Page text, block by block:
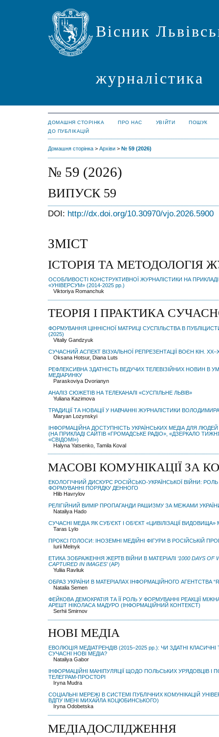
Вісник
журналістика
ДОМАШНЯ СТОРІНКА ПРО НАС УВІЙТИ
ПОШУК
ДО ПУБЛІКАЦІЙ
Домашня сторінка > Архіви > № 59 (2026)
№ 59 (2026)
ВИПУСК 59
DOI: http://dx.doi.org/10.30970/vjo.2026.5900
ЗМІСТ
ІСТОРІЯ ТА МЕТОДОЛОГІЯ
ОСОБЛИВОСТІ КОНСТРУКТИВНОЇ ЖУРНАЛІСТИКИ НА
«УНІВЕРСУМ» (2014-2025 рр.)
Viktoriya Romanchuk
ТЕОРІЯ І ПРАКТИКА
ФОРМУВАННЯ ЦІННІСНОЇ МАТРИЦІ СУСПІЛЬСТВА В
(2025)
Vitaliy Gandzyuk
СУЧАСНИЙ АСПЕКТ ВІЗУАЛЬНОЇ РЕПРЕЗЕНТАЦІЇ ВОЄН КІН.
Oksana Hotsur, Diana Luts
РЕФЛЕКСИВНА ЗДАТНІСТЬ ВЕДУЧИХ ТЕЛЕВІЗІЙНИХ НОВИН В
МЕДІАРИНКУ
Paraskoviya Dvorianyn
АНАЛІЗ СЮЖЕТІВ НА ТЕЛЕКАНАЛІ «СУСПІЛЬНЕ ЛЬВІВ»
Yuliana Kazimova
ТРАДИЦІЇ ТА НОВАЦІЇ У НАВЧАННІ ЖУРНАЛІСТИКИ
Maryan Lozynskyi
ІНФОРМАЦІЙНА ДОСТУПНІСТЬ УКРАЇНСЬКИХ МЕДІА ДЛЯ
(НА ПРИКЛАДІ САЙТІВ «ГРОМАДСЬКЕ РАДІО», «ДЗЕРКАЛО
«СВІДОМІ»)
Halyna Yatsenko, Tamila Koval
МАСОВІ КОМУНІКАЦІЇ ЗА
ЕКОЛОГІЧНИЙ ДИСКУРС РОСІЙСЬКО-УКРАЇНСЬКОЇ ВІЙНИ:
ФОРМУВАННІ ПОРЯДКУ ДЕННОГО
Hlib Havrylov
РЕЛІГІЙНИЙ ВИМІР ПРОПАГАНДИ РАШИЗМУ ЗА МЕЖАМИ
Nataliya Hado
СУЧАСНІ МЕДІА ЯК СУБ’ЄКТ І ОБ’ЄКТ «ЦИВІЛІЗАЦІЇ
Taras Lylo
ПРОКСІ ГОЛОСИ: ІНОЗЕМНІ МЕДІЙНІ ФІГУРИ В РОСІЙСЬКІЙ
Iurii Melnyk
ЕТИКА ЗОБРАЖЕННЯ ЖЕРТВ ВІЙНИ В МАТЕРІАЛІ ‘1000 DAYS OF
CAPTURED IN IMAGES’(AP)
Yuliia Ravliuk
ОБРАЗ УКРАЇНИ В МАТЕРІАЛАХ ІНФОРМАЦІЙНОГО АГЕНТСТВА
Natalia Semen
ФЕЙКОВА ДЕМОКРАТІЯ ТА ЇЇ РОЛЬ У ФОРМУВАННІ РЕАКЦІЇ
АРЕШТ НІКОЛАСА МАДУРО (ІНФОРМАЦІЙНИЙ КОНТЕКСТ)
Serhii Smirnov
НОВІ МЕДІА
ЕВОЛЮЦІЯ МЕДІАТРЕНДІВ (2015–2025 рр.): ЧИ ЗДАТНІ
СУЧАСНІ НОВІ МЕДІА?
Nataliya Gabor
ІНФОРМАЦІЙНІ МАНІПУЛЯЦІЇ ЩОДО ПОЛЬСЬКИХ УРЯДОВЦІВ І
ТЕЛЕГРАМ-ПРОСТОРІ
Iryna Mudra
СОЦІАЛЬНІ МЕРЕЖІ В СИСТЕМІ ПУБЛІЧНИХ КОМУНІКАЦІЙ
ВДПУ ІМЕНІ МИХАЙЛА КОЦЮБИНСЬКОГО)
Iryna Odobetska
МЕДІАДОСЛІДЖЕННЯ